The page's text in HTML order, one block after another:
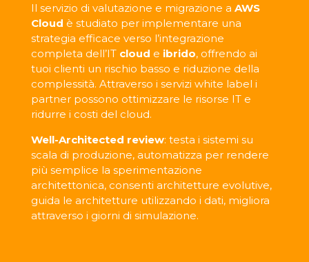
Il servizio di valutazione e migrazione a AWS
Cloud è studiato per implementare una
strategia efficace verso l’integrazione
completa dell’IT cloud e ibrido, offrendo ai
tuoi clienti un rischio basso e riduzione della
complessità. Attraverso i servizi white label i
partner possono ottimizzare le risorse IT e
ridurre i costi del cloud.
Well-Architected review: testa i sistemi su
scala di produzione, automatizza per rendere
più semplice la sperimentazione
architettonica, consenti architetture evolutive,
guida le architetture utilizzando i dati, migliora
attraverso i giorni di simulazione.